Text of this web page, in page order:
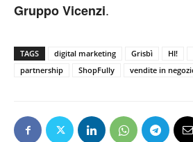
Gruppo Vicenzi.
TAGS digital marketing Grisbì HI!
partnership
ShopFully vendite in